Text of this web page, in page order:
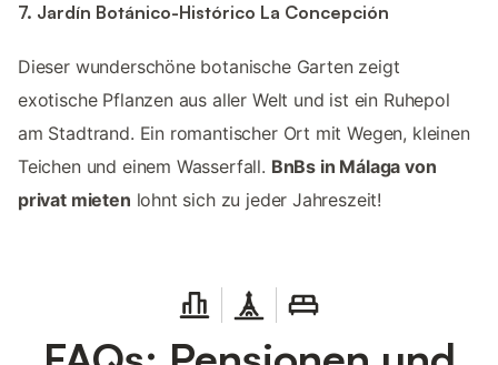
7. Jardín Botánico-Histórico La Concepción
Dieser wunderschöne botanische Garten zeigt
exotische Pflanzen aus aller Welt und ist ein Ruhepol
am Stadtrand. Ein romantischer Ort mit Wegen, kleinen
Teichen und einem Wasserfall. BnBs in Málaga von
privat mieten lohnt sich zu jeder Jahreszeit!